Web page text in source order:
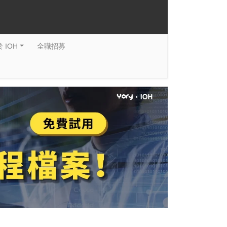
IOH 全職招募